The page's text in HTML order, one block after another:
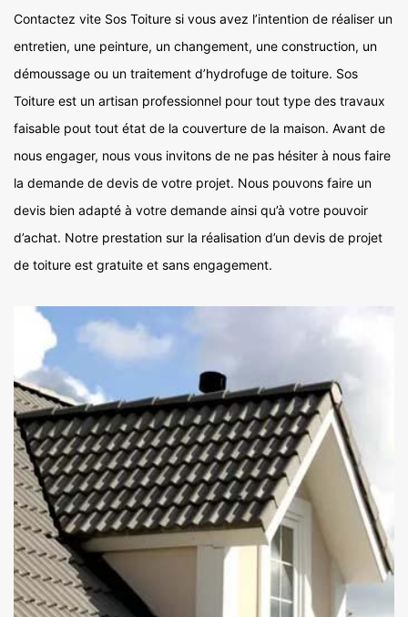
Contactez vite Sos Toiture si vous avez l’intention de réaliser un
entretien, une peinture, un changement, une construction, un
démoussage ou un traitement d’hydrofuge de toiture. Sos
Toiture est un artisan professionnel pour tout type des travaux
faisable pout tout état de la couverture de la maison. Avant de
nous engager, nous vous invitons de ne pas hésiter à nous faire
la demande de devis de votre projet. Nous pouvons faire un
devis bien adapté à votre demande ainsi qu’à votre pouvoir
d’achat. Notre prestation sur la réalisation d’un devis de projet
de toiture est gratuite et sans engagement.